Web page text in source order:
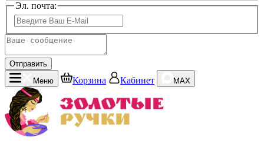
Эл. почта:
Отправить
Меню
Корзина Кабинет MAX